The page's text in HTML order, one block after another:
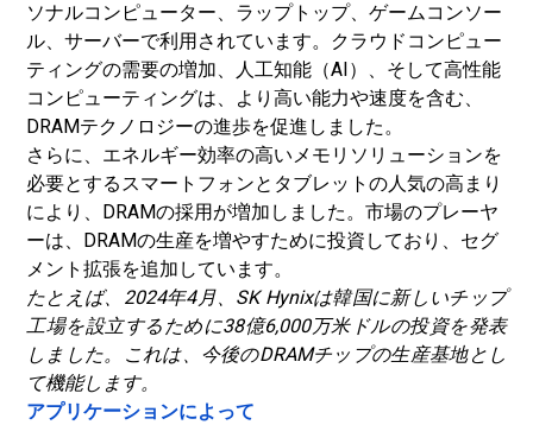
ソナルコンピューター、ラップトップ、ゲームコンソー
ル、サーバーで利用されています。クラウドコンピュー
ティングの需要の増加、
人工知能（AI）
、そして高性能
コンピューティングは、より高い能力や速度を含む、
DRAMテクノロジーの進歩を促進しました。
さらに、エネルギー効率の高いメモリソリューションを
必要とするスマートフォンとタブレットの人気の高まり
により、DRAMの採用が増加しました。市場のプレーヤ
ーは、DRAMの生産を増やすために投資しており、セグ
メント拡張を追加しています。
たとえば、2024年4月、SK Hynixは韓国に新しいチップ
工場を設立するために38億6,000万米ドルの投資を発表
しました。これは、今後のDRAMチップの生産基地とし
て機能します。
アプリケーションによって